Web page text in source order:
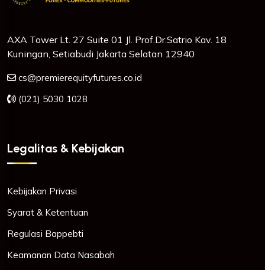
AXA Tower Lt. 27 Suite 01 Jl. Prof.Dr.Satrio Kav. 18
Kuningan, Setiabudi Jakarta Selatan 12940
cs@premierequityfutures.co.id
(021) 5030 1028
Legalitas & Kebijakan
Kebijakan Privasi
Syarat & Ketentuan
Regulasi Bappebti
Keamanan Data Nasabah